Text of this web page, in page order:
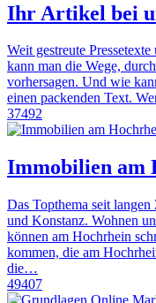
Ihr Artikel bei
Weit gestreute
kann man die Wege,
vorhersagen. Und wie
einen packenden Text.
37492
Immobilien am
Das Topthema seit
und Konstanz. Wohnen
können am Hochrhein
kommen, die am
die…
49407